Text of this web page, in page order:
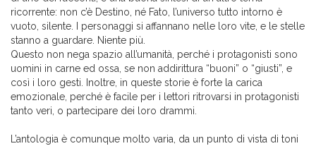
ricorrente: non c’è Destino, né Fato, l’universo tutto intorno è
vuoto, silente. I personaggi si affannano nelle loro vite, e le stelle
stanno a guardare. Niente più.
Questo non nega spazio all’umanità, perché i protagonisti sono
uomini in carne ed ossa, se non addirittura “buoni” o “giusti”, e
così i loro gesti. Inoltre, in queste storie è forte la carica
emozionale, perché è facile per i lettori ritrovarsi in protagonisti
tanto veri, o partecipare dei loro drammi.
L’antologia è comunque molto varia, da un punto di vista di toni